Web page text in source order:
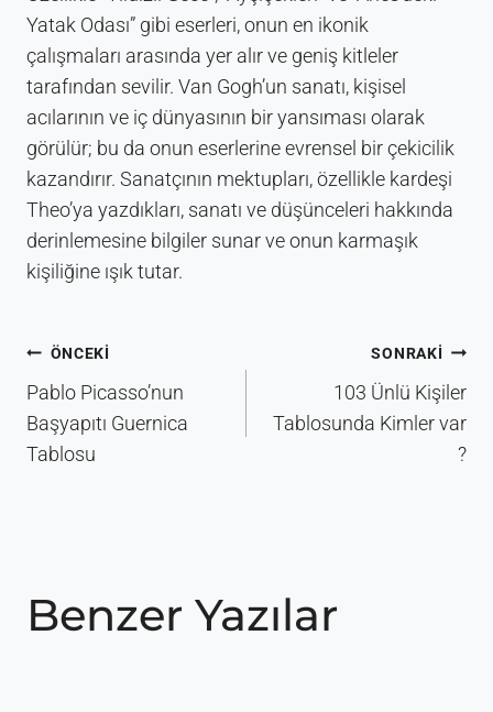
Yatak Odası” gibi eserleri, onun en ikonik
çalışmaları arasında yer alır ve geniş kitleler
tarafından sevilir. Van Gogh’un sanatı, kişisel
acılarının ve iç dünyasının bir yansıması olarak
görülür; bu da onun eserlerine evrensel bir çekicilik
kazandırır. Sanatçının mektupları, özellikle kardeşi
Theo’ya yazdıkları, sanatı ve düşünceleri hakkında
derinlemesine bilgiler sunar ve onun karmaşık
kişiliğine ışık tutar.
Yazı
gezinmesi
ÖNCEKI
Pablo Picasso’nun
Başyapıtı Guernica
Tablosu
SONRAKI
103 Ünlü Kişiler
Tablosunda Kimler var
?
Benzer Yazılar